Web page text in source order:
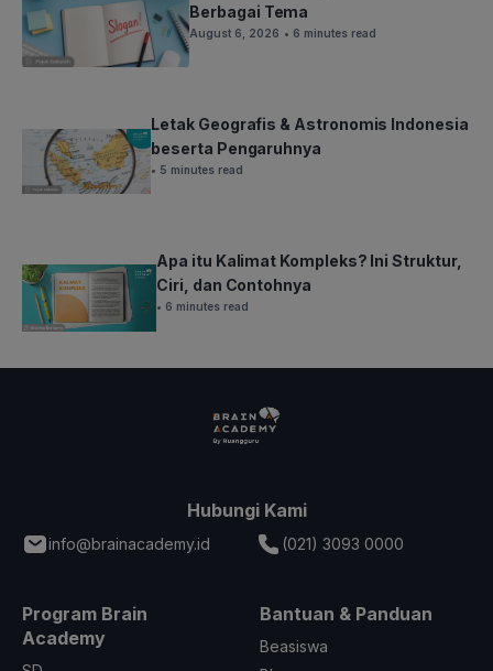
Berbagai Tema
August 6, 2026 • 6 minutes read
Letak Geografis & Astronomis Indonesia
beserta Pengaruhnya
• 5 minutes read
Apa itu Kalimat Kompleks? Ini Struktur,
Ciri, dan Contohnya
• 6 minutes read
Hubungi Kami
info@brainacademy.id (021) 3093 0000
Program Brain
Academy
Bantuan & Panduan
Beasiswa